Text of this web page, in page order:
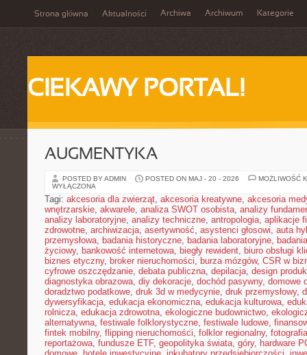
Strona główna Aktualności Archiwa Archiwum Kategorie
CIEKAWY PORTAL!
AUGMENTYKA
POSTED BY ADMIN POSTED ON MAJ - 20 - 2026
MOŻLIWOŚĆ
WYŁĄCZONA
Tagi: akcesoria dla zwierząt, akcesoria kreatywne, akcesoria
wnętrzarskie, akwarele, analiza SWOT osobista, analizy
analizy laboratoryjne, analizy techniczne, antropologia, aplikacje
zdrowotne, archiwizacja, asertywność, asystenci głosowi, auta
przemysłowa, badania historyczne, badania laboratoryjne,
życiowy, bankowość internetowa, biegły rewident, biuro obsługi
biznes etyczny, broker nieruchomości, burza mózgów, CSR w
cyfrowe oszczędzanie, debata publiczna, depilacja, design
diagnostyka obrazowa, diy dekoracje, dochód pasywny, domowe
doradztwo podatkowe, druk 3d w medycynie, druk przemysłowy,
dywersyfikacja, edukacja ekonomiczna, edukacja kulturowa,
rolnicza, edukacja zdrowotna, ekologiczne budownictwo,
alternatywna, festiwale folklorystyczne, festiwale ludowe,
fintek mobilny, flipping nieruchomości, folklor regionalny,
reportażowa, fundusze ETF, geopolityka świata, góry, hardware